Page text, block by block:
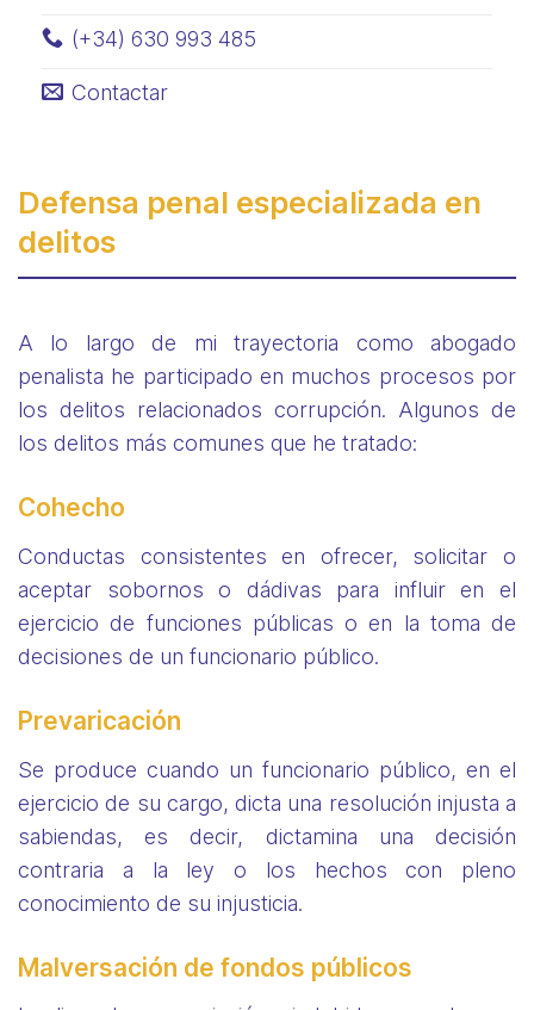
Defensa penal especializada en
delitos
A lo largo de mi trayectoria como abogado
penalista he participado en muchos procesos por
los delitos relacionados corrupción. Algunos de
los delitos más comunes que he tratado:
Cohecho
Conductas consistentes en ofrecer, solicitar o
aceptar sobornos o dádivas para influir en el
ejercicio de funciones públicas o en la toma de
decisiones de un funcionario público.
Prevaricación
Se produce cuando un funcionario público, en el
ejercicio de su cargo, dicta una resolución injusta a
sabiendas, es decir, dictamina una decisión
contraria a la ley o los hechos con pleno
conocimiento de su injusticia.
Malversación de fondos públicos
(+34) 630 993 485
Contactar